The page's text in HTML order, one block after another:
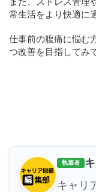
常生活をより快適に
仕事前の腹痛に悩む
つ改善を目指してみ
執筆者
キャリ